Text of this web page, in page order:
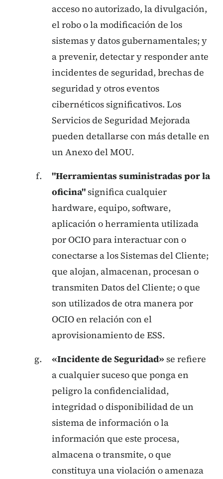
acceso no autorizado, la divulgación,
el robo o la modificación de los
sistemas y datos gubernamentales; y
a prevenir, detectar y responder ante
incidentes de seguridad, brechas de
seguridad y otros eventos
cibernéticos significativos. Los
Servicios de Seguridad Mejorada
pueden detallarse con más detalle en
un Anexo del MOU.
"Herramientas suministradas por la
oficina" significa cualquier
hardware, equipo, software,
aplicación o herramienta utilizada
por OCIO para interactuar con o
conectarse a los Sistemas del Cliente;
que alojan, almacenan, procesan o
transmiten Datos del Cliente; o que
son utilizados de otra manera por
OCIO en relación con el
aprovisionamiento de ESS.
«Incidente de Seguridad» se refiere
a cualquier suceso que ponga en
peligro la confidencialidad,
integridad o disponibilidad de un
sistema de información o la
información que este procesa,
almacena o transmite, o que
constituya una violación o amenaza